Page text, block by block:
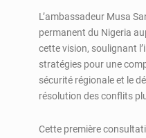
L’ambassadeur Musa
permanent du Nigeria
cette vision, soulignant
stratégies pour une
sécurité régionale et le
résolution des conflits
Cette première